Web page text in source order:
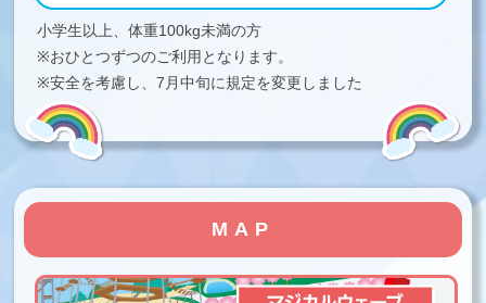
小学生以上、体重100kg未満の方
※おひとつずつのご利用となります。
※安全を考慮し、7月中旬に規定を変更しました
MAP